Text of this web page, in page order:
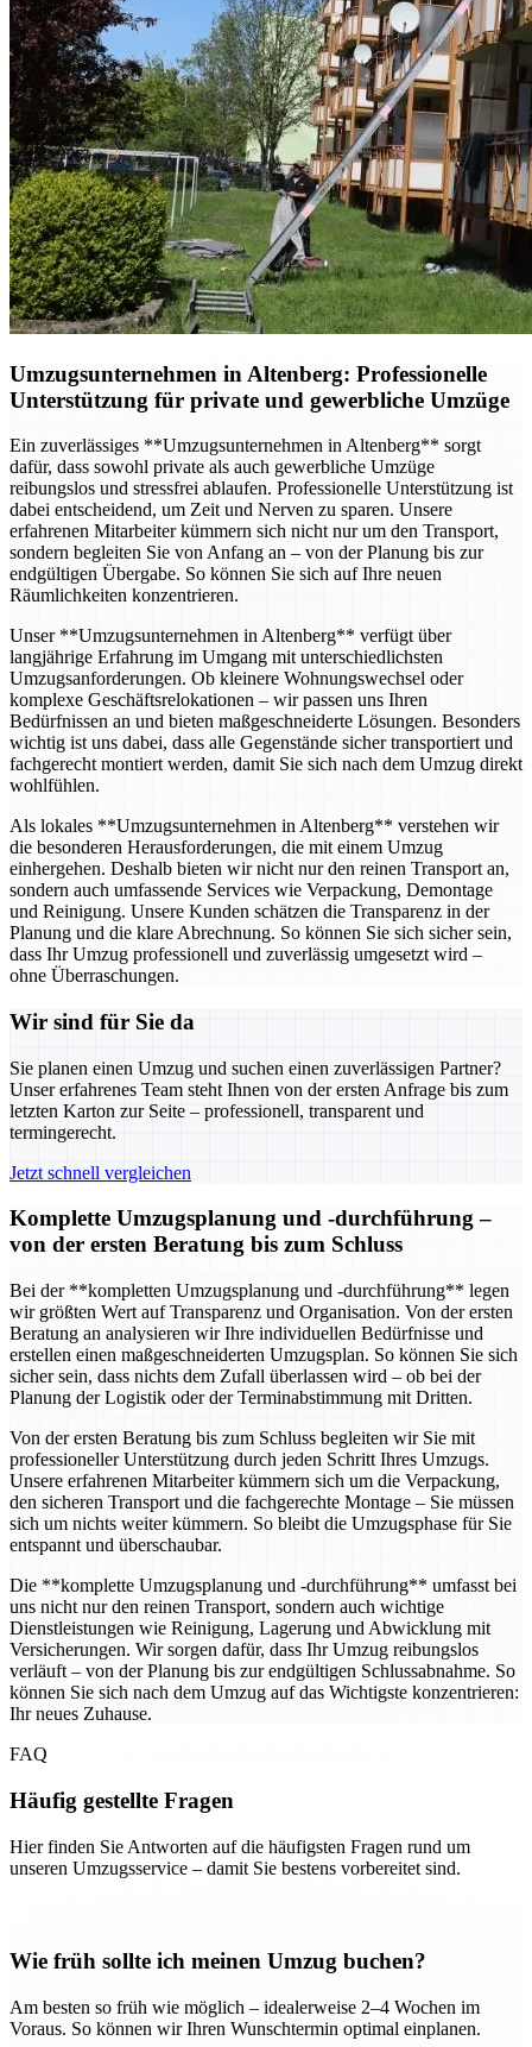
Umzugsunternehmen in Altenberg: Professionelle
Unterstützung für private und gewerbliche Umzüge
Ein zuverlässiges **Umzugsunternehmen in Altenberg** sorgt
dafür, dass sowohl private als auch gewerbliche Umzüge
reibungslos und stressfrei ablaufen. Professionelle Unterstützung ist
dabei entscheidend, um Zeit und Nerven zu sparen. Unsere
erfahrenen Mitarbeiter kümmern sich nicht nur um den Transport,
sondern begleiten Sie von Anfang an – von der Planung bis zur
endgültigen Übergabe. So können Sie sich auf Ihre neuen
Räumlichkeiten konzentrieren.
Unser **Umzugsunternehmen in Altenberg** verfügt über
langjährige Erfahrung im Umgang mit unterschiedlichsten
Umzugsanforderungen. Ob kleinere Wohnungswechsel oder
komplexe Geschäftsrelokationen – wir passen uns Ihren
Bedürfnissen an und bieten maßgeschneiderte Lösungen. Besonders
wichtig ist uns dabei, dass alle Gegenstände sicher transportiert und
fachgerecht montiert werden, damit Sie sich nach dem Umzug direkt
wohlfühlen.
Als lokales **Umzugsunternehmen in Altenberg** verstehen wir
die besonderen Herausforderungen, die mit einem Umzug
einhergehen. Deshalb bieten wir nicht nur den reinen Transport an,
sondern auch umfassende Services wie Verpackung, Demontage
und Reinigung. Unsere Kunden schätzen die Transparenz in der
Planung und die klare Abrechnung. So können Sie sich sicher sein,
dass Ihr Umzug professionell und zuverlässig umgesetzt wird –
ohne Überraschungen.
Wir sind für Sie da
Sie planen einen Umzug und suchen einen zuverlässigen Partner?
Unser erfahrenes Team steht Ihnen von der ersten Anfrage bis zum
letzten Karton zur Seite – professionell, transparent und
termingerecht.
Jetzt schnell vergleichen
Komplette Umzugsplanung und -durchführung –
von der ersten Beratung bis zum Schluss
Bei der **kompletten Umzugsplanung und -durchführung** legen
wir größten Wert auf Transparenz und Organisation. Von der ersten
Beratung an analysieren wir Ihre individuellen Bedürfnisse und
erstellen einen maßgeschneiderten Umzugsplan. So können Sie sich
sicher sein, dass nichts dem Zufall überlassen wird – ob bei der
Planung der Logistik oder der Terminabstimmung mit Dritten.
Von der ersten Beratung bis zum Schluss begleiten wir Sie mit
professioneller Unterstützung durch jeden Schritt Ihres Umzugs.
Unsere erfahrenen Mitarbeiter kümmern sich um die Verpackung,
den sicheren Transport und die fachgerechte Montage – Sie müssen
sich um nichts weiter kümmern. So bleibt die Umzugsphase für Sie
entspannt und überschaubar.
Die **komplette Umzugsplanung und -durchführung** umfasst bei
uns nicht nur den reinen Transport, sondern auch wichtige
Dienstleistungen wie Reinigung, Lagerung und Abwicklung mit
Versicherungen. Wir sorgen dafür, dass Ihr Umzug reibungslos
verläuft – von der Planung bis zur endgültigen Schlussabnahme. So
können Sie sich nach dem Umzug auf das Wichtigste konzentrieren:
Ihr neues Zuhause.
FAQ
Häufig gestellte Fragen
Hier finden Sie Antworten auf die häufigsten Fragen rund um
unseren Umzugsservice – damit Sie bestens vorbereitet sind.
Wie früh sollte ich meinen Umzug buchen?
Am besten so früh wie möglich – idealerweise 2–4 Wochen im
Voraus. So können wir Ihren Wunschtermin optimal einplanen.